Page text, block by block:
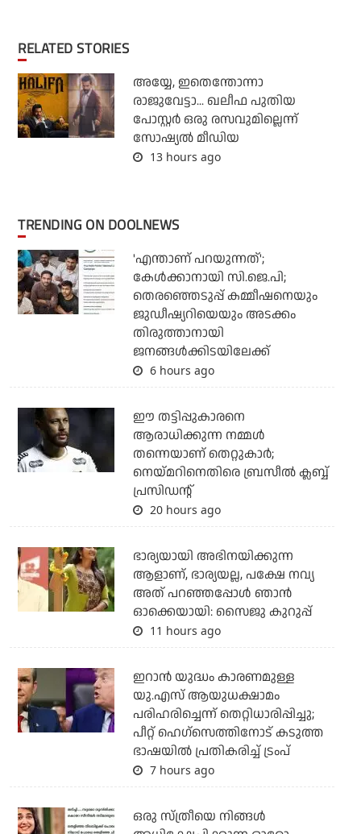
RELATED STORIES
അയ്യേ, ഇതെന്തോന്നാ
രാജുവേട്ടാ... ഖലീഫ പുതിയ
പോസ്റ്റര്‍ ഒരു രസവുമില്ലെന്ന്
സോഷ്യല്‍ മീഡിയ
13 hours ago
TRENDING ON DOOLNEWS
'എന്താണ് പറയുന്നത്';
കേള്‍ക്കാനായി സി.ജെ.പി;
തെരഞ്ഞെടുപ്പ് കമ്മീഷനെയും
ജുഡീഷ്യറിയെയും അടക്കം
തിരുത്താനായി
ജനങ്ങള്‍ക്കിടയിലേക്ക്
6 hours ago
ഈ തട്ടിപ്പുകാരനെ
ആരാധിക്കുന്ന നമ്മള്‍
തന്നെയാണ് തെറ്റുകാര്‍;
നെയ്മറിനെതിരെ ബ്രസീല്‍ ക്ലബ്ബ്
പ്രസിഡന്റ്
20 hours ago
ഭാര്യയായി അഭിനയിക്കുന്ന
ആളാണ്, ഭാര്യയല്ല, പക്ഷേ നവ്യ
അത് പറഞ്ഞപ്പോള്‍ ഞാന്‍
ഓക്കെയായി: സൈജു കുറുപ്പ്
11 hours ago
ഇറാന്‍ യുദ്ധം കാരണമുള്ള
യു.എസ് ആയുധക്ഷാമം
പരിഹരിച്ചെന്ന് തെറ്റിധാരിപ്പിച്ചു;
പീറ്റ് ഹെഗ്‌സെത്തിനോട് കടുത്ത
ഭാഷയില്‍ പ്രതികരിച്ച് ട്രംപ്
7 hours ago
ഒരു സ്ത്രീയെ നിങ്ങള്‍